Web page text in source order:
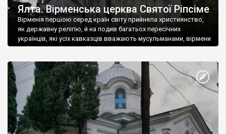
Ялта. Вірменська церква Святої Ріпсіме
Вірменія першою серед країн світу прийняла християнство,
як державну релігію, й на подив багатьох пересічних
українців, які усіх кавказців вважають мусульманами, вірмени
є відданими вірянами Христа